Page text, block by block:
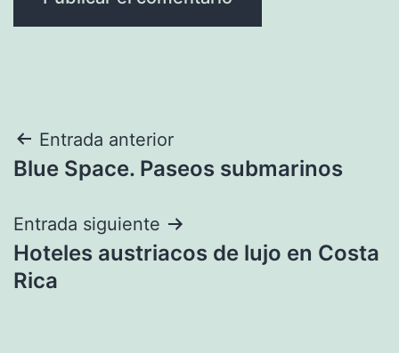
Navegación
de
entradas
Entrada anterior
Blue Space. Paseos submarinos
Entrada siguiente
Hoteles austriacos de lujo en Costa
Rica